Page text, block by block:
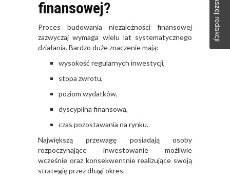
finansowej?
Proces budowania niezależności finansowej
zazwyczaj wymaga wielu lat systematycznego
działania. Bardzo duże znaczenie mają:
wysokość regularnych inwestycji,
stopa zwrotu,
poziom wydatków,
dyscyplina finansowa,
czas pozostawania na rynku.
Największą przewagę posiadają osoby
rozpoczynające inwestowanie możliwie
wcześnie oraz konsekwentnie realizujące swoją
strategię przez długi okres.